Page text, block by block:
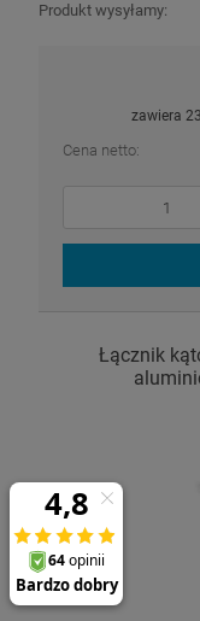
Produkt wysyłamy:
zawiera
Cena netto:
Łącznik